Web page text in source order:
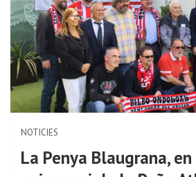
NOTICIES
La Penya Blaugrana,